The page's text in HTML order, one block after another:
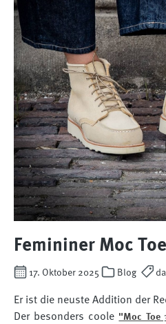
Femininer Moc
17. Oktober 2025 Blog
Er ist die neuste Addition der
Der besonders coole "Moc Toe